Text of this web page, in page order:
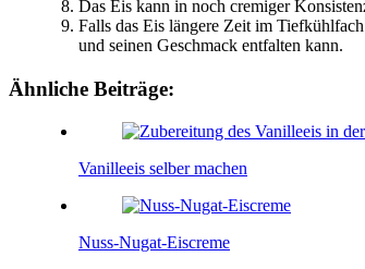
Das Eis kann in noch cremiger
Falls das Eis längere Zeit im
und seinen Geschmack entfalten kann.
Ähnliche Beiträge:
Vanilleeis selber machen
Nuss-Nugat-Eiscreme